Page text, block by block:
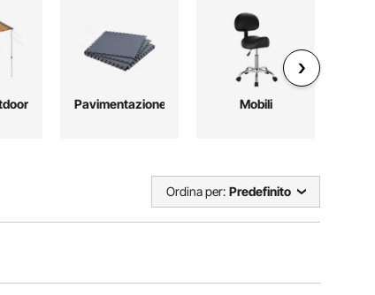
Pavimentazione Mobili
Ordina per: Predefinito